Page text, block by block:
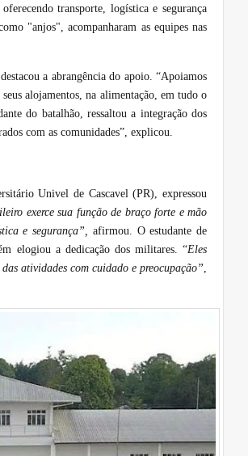
transporte, logística e segurança
"anjos", acompanharam as equipes nas
a abrangência do apoio. “Apoiamos
alojamentos, na alimentação, em tudo o
do batalhão, ressaltou a integração dos
com as comunidades”, explicou.
Univel de Cascavel (PR), expressou
exerce sua função de braço forte e mão
e segurança”, afirmou. O estudante de
elogiou a dedicação dos militares. “Eles
atividades com cuidado e preocupação”